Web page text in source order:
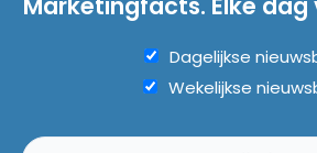
Dagelijkse
Wekelijkse